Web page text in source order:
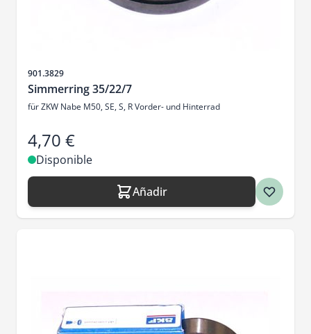
SKU
901.3829
Simmerring 35/22/7
für ZKW Nabe M50, SE, S, R Vorder- und Hinterrad
4,70 €
Disponible
Añadir